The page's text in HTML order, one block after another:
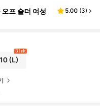
프 숄더 여성
5.00 (3)
(L)
3 left